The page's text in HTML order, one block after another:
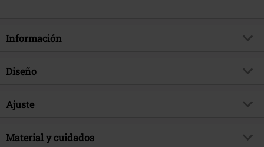
Información
Artículo no.
Género Musical
Licencia
Diseño
Tipo de producto
Estampada
Ajuste
Forma/Tops
Material y cuidados